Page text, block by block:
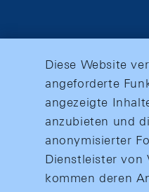
Diese Website
angeforderte
angezeigte
anzubieten und
anonymisierter
Dienstleister von
kommen deren